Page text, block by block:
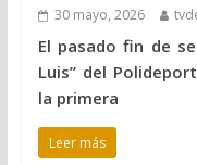
30 mayo, 2026
El pasado fin de
Luis” del
la primera
Leer más